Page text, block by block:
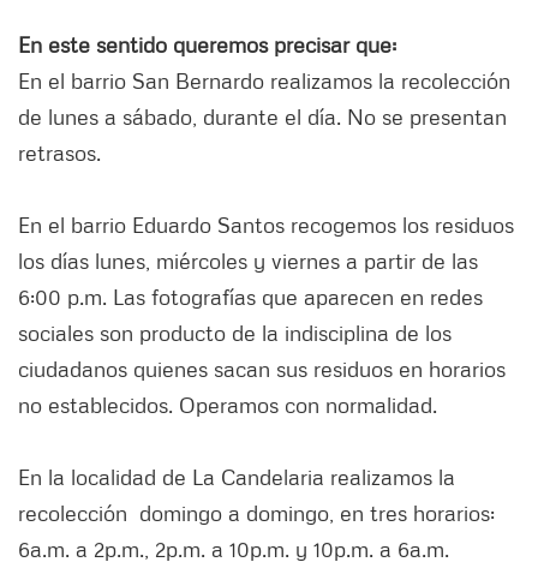
En este sentido queremos precisar que:
En el barrio San Bernardo realizamos la recolección
de lunes a sábado, durante el día. No se presentan
retrasos.
En el barrio Eduardo Santos recogemos los residuos
los días lunes, miércoles y viernes a partir de las
6:00 p.m. Las fotografías que aparecen en redes
sociales son producto de la indisciplina de los
ciudadanos quienes sacan sus residuos en horarios
no establecidos. Operamos con normalidad.
En la localidad de La Candelaria realizamos la
recolección domingo a domingo, en tres horarios:
6a.m. a 2p.m., 2p.m. a 10p.m. y 10p.m. a 6a.m.